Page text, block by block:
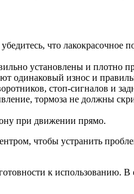
что лакокрасочное
установлены и плотно
одинаковый износ и
стоп-сигналов и
тормоза не должны
при движении прямо.
чтобы устранить
к использованию. В